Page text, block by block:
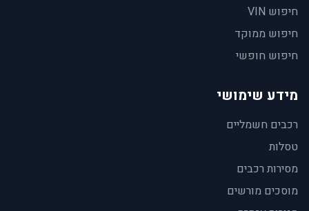
חיפוש VIN
חיפוש ממוקד
חיפוש חופשי
מידע שימושי
רכבים חשמליים
טסלות
מסירות רכבים
מוסכים מורשים